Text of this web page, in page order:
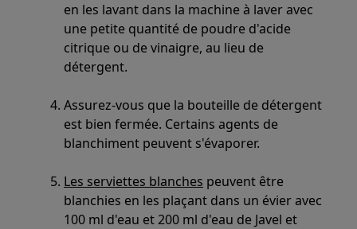
en les lavant dans la machine à laver avec
une petite quantité de poudre d'acide
citrique ou de vinaigre, au lieu de
détergent.
Assurez-vous que la bouteille de détergent
est bien fermée. Certains agents de
blanchiment peuvent s'évaporer.
Les serviettes blanches peuvent être
blanchies en les plaçant dans un évier avec
100 ml d'eau et 200 ml d'eau de Javel et